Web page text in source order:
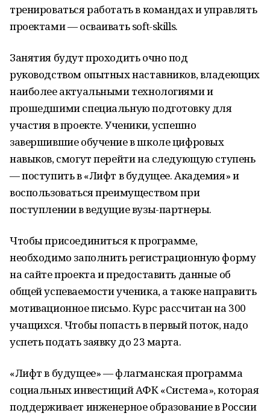
тренироваться работать в командах и управлять
проектами — осваивать soft-skills.
Занятия будут проходить очно под
руководством опытных наставников, владеющих
наиболее актуальными технологиями и
прошедшими специальную подготовку для
участия в проекте. Ученики, успешно
завершившие обучение в школе цифровых
навыков, смогут перейти на следующую ступень
— поступить в «Лифт в будущее. Академия» и
воспользоваться преимуществом при
поступлении в ведущие вузы-партнеры.
Чтобы присоединиться к программе,
необходимо заполнить регистрационную форму
на сайте проекта и предоставить данные об
общей успеваемости ученика, а также направить
мотивационное письмо. Курс рассчитан на 300
учащихся. Чтобы попасть в первый поток, надо
успеть подать заявку до 23 марта.
«Лифт в будущее» — флагманская программа
социальных инвестиций АФК «Система», которая
поддерживает инженерное образование в России